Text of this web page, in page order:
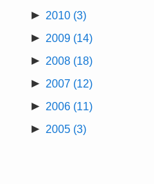
► 2010 (3)
► 2009 (14)
► 2008 (18)
► 2007 (12)
► 2006 (11)
► 2005 (3)